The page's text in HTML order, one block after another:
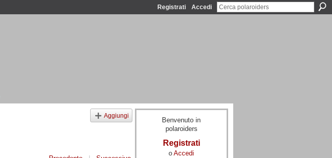
Registrati Accedi
Aggiungi
Benvenuto in
polaroiders
Registrati
o Accedi